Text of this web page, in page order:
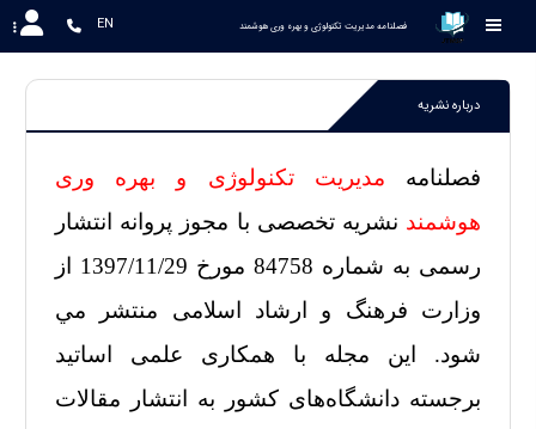
EN
درباره نشریه
فصلنامه مدیریت تکنولوژی و بهره وری
هوشمند نشریه تخصصی با مجوز پروانه انتشار
رسمی به شماره 84758
مورخ 1397/11/29 از
وزارت فرهنگ و ارشاد اسلامی منتشر مي
شود. این مجله با همکاری علمی اساتید
برجسته دانشگاه‌های کشور به انتشار مقالات